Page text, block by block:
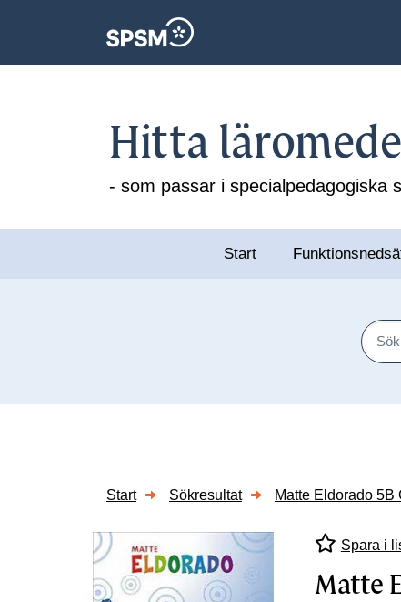
Hitta
- som passar i specialpedagogiska
Start
Sök
Start Sökresultat Matte Eldorado 5B
Spara i
Matte